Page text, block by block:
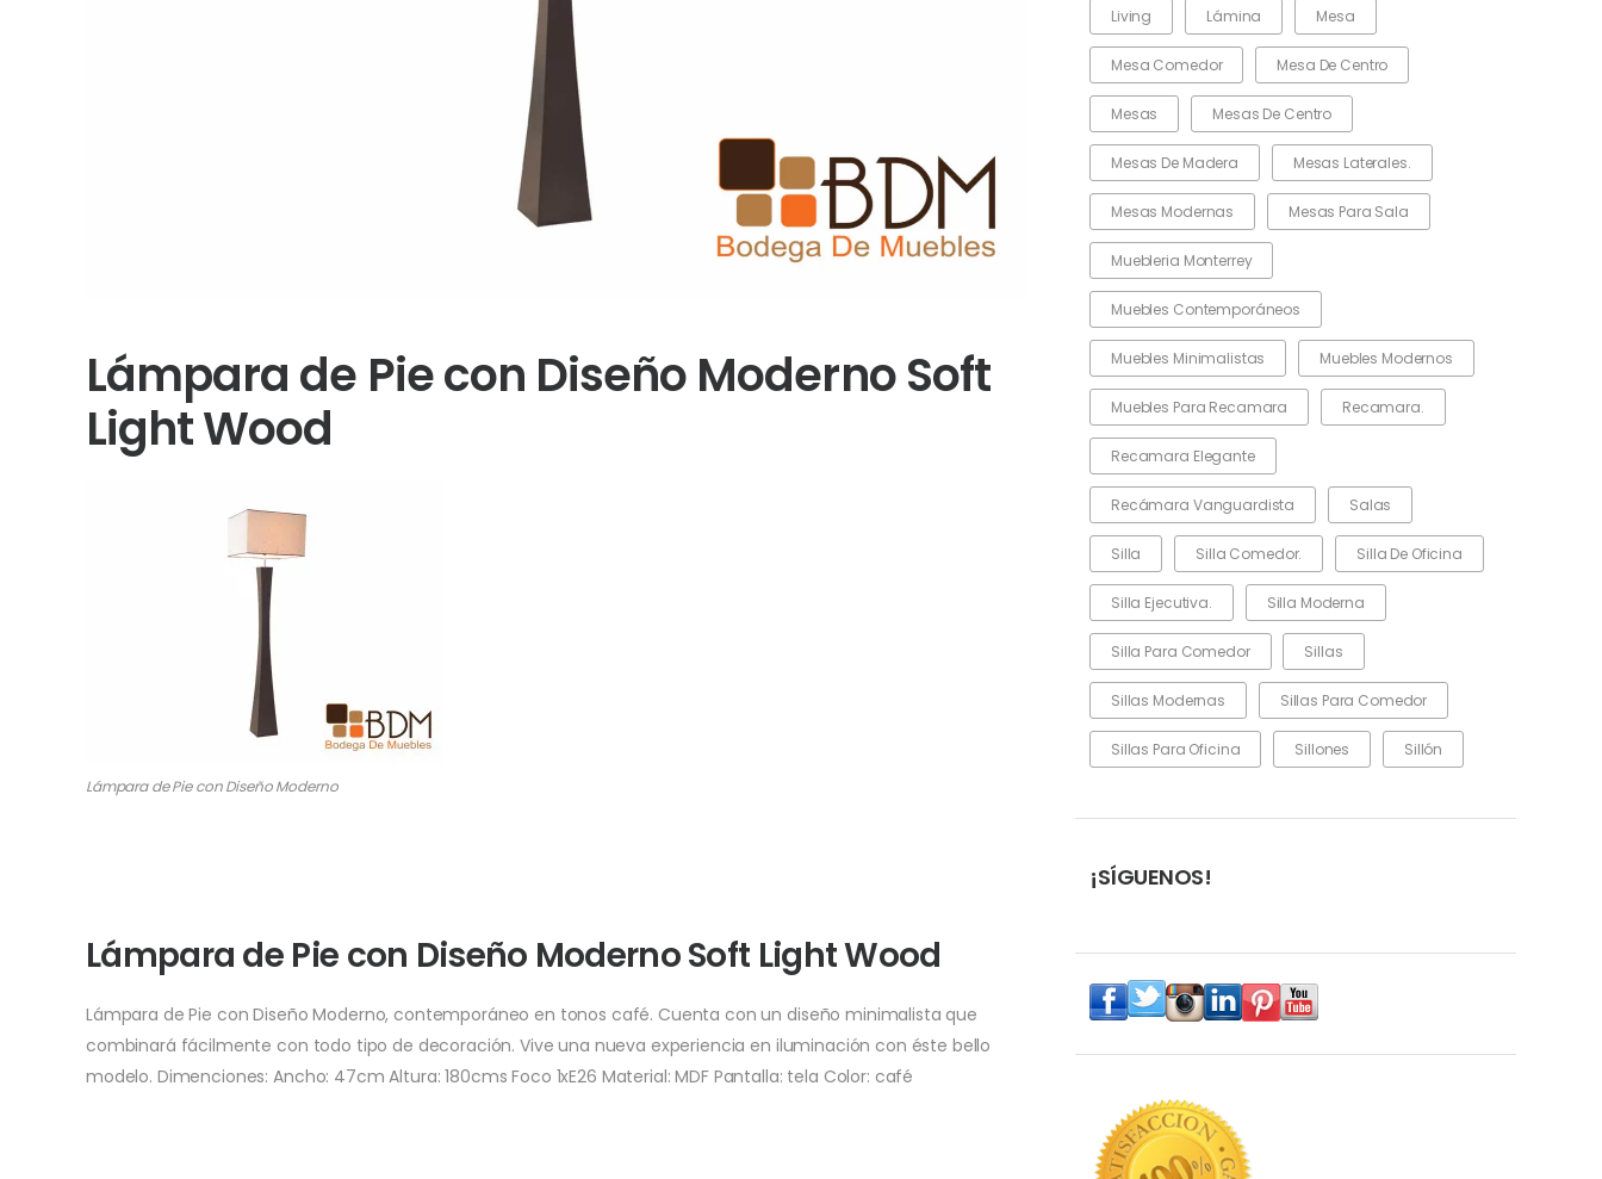
Living Lámina Mesa
Mesa Comedor Mesa De Centro
Mesas Mesas De Centro
Mesas De Madera Mesas Laterales.
Mesas Modernas Mesas Para Sala
Muebleria Monterrey
Muebles Contemporáneos
Muebles Minimalistas Muebles Modernos
Muebles Para Recamara Recamara.
Recamara Elegante
Recámara Vanguardista Salas
Silla Silla Comedor. Silla De Oficina
Silla Ejecutiva. Silla Moderna
Silla Para Comedor Sillas
Sillas Modernas Sillas Para Comedor
Sillas Para Oficina Sillones Sillón
¡SÍGUENOS!
Lámpara de Pie con Diseño Moderno Soft
Light Wood
Lámpara de Pie con Diseño Moderno
Lámpara de Pie con Diseño Moderno Soft Light Wood
Lámpara de Pie con Diseño Moderno, contemporáneo en tonos café. Cuenta con un diseño minimalista que
combinará fácilmente con todo tipo de decoración. Vive una nueva experiencia en iluminación con éste bello
modelo. Dimenciones: Ancho: 47cm Altura: 180cms Foco 1xE26 Material: MDF Pantalla: tela Color: café